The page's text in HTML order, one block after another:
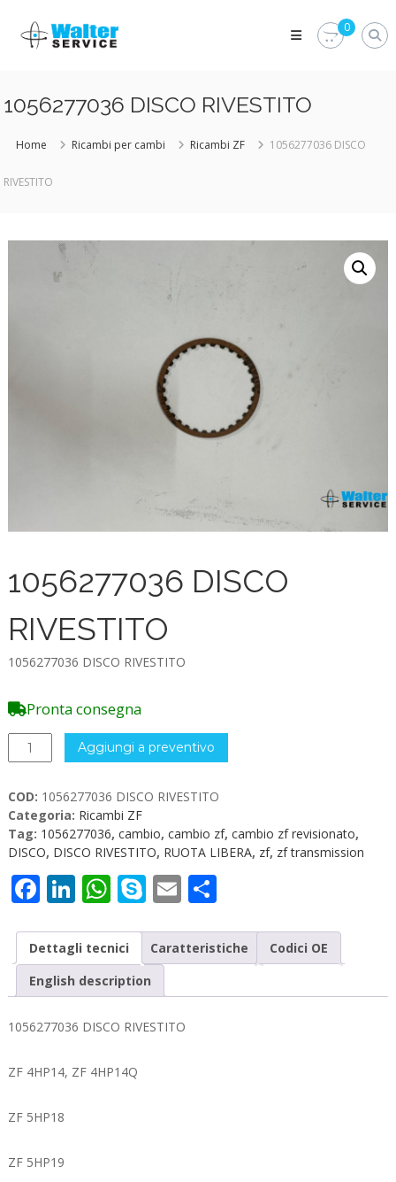
content
Walter
Service
parti
del
Vieni
0
1056277036 DISCO RIVESTITO
Home Ricambi per cambi Ricambi ZF 1056277036 DISCO
RIVESTITO
1056277036 DISCO
RIVESTITO
1056277036 DISCO RIVESTITO
Pronta consegna
1056277036
DISCO
quantità
Aggiungi a preventivo
COD: 1056277036 DISCO RIVESTITO
Categoria: Ricambi ZF
Tag: 1056277036, cambio, cambio zf, cambio zf revisionato,
DISCO, DISCO RIVESTITO, RUOTA LIBERA, zf, zf transmission
Facebook
LinkedIn
WhatsApp
Skype
EmailCondividi
Dettagli tecnici Caratteristiche
Codici OE
English description
1056277036 DISCO RIVESTITO
ZF 4HP14, ZF 4HP14Q
ZF 5HP18
ZF 5HP19